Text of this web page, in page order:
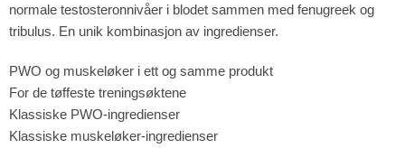
normale testosteronnivåer i blodet sammen med fenugreek og
tribulus. En unik kombinasjon av ingredienser.
PWO og muskeløker i ett og samme produkt
For de tøffeste treningsøktene
Klassiske PWO-ingredienser
Klassiske muskeløker-ingredienser